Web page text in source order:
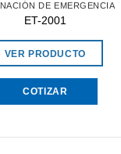
DE EMERGENCIA
ET-2001
VER PRODUCTO
COTIZAR